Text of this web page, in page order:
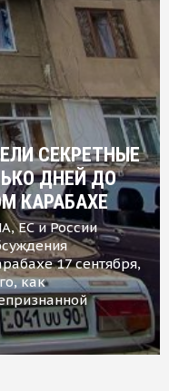
СЕКРЕТНЫЕ
ДНЕЙ ДО
КАРАБАХЕ
ЕС и России
17 сентября,
как